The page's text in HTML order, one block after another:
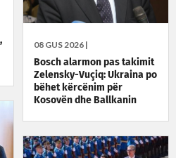
08 GUS 2026 |
Bosch alarmon pas takimit
Zelensky-Vuçiq: Ukraina po
bëhet kërcënim për
Kosovën dhe Ballkanin